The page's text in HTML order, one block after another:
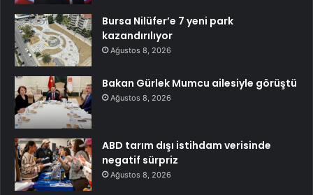
Bursa Nilüfer’e 7 yeni park
kazandırılıyor
Ağustos 8, 2026
Bakan Gürlek Mumcu ailesiyle görüştü
Ağustos 8, 2026
ABD tarım dışı istihdam verisinde
negatif sürpriz
Ağustos 8, 2026